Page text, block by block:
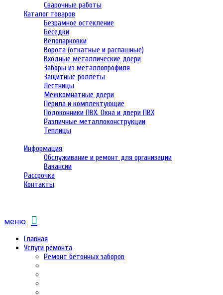
Сварочные работы
Каталог товаров
Безрамное остекление
Беседки
Велопарковки
Ворота (откатные и распашные)
Входные металлические двери
Заборы из металлопрофиля
Защитные роллеты
Лестницы
Межкомнатные двери
Перила и комплектующие
Подоконники ПВХ. Окна и двери ПВХ
Различные металлоконструкции
Теплицы
Информация
Обслуживание и ремонт для организации
Вакансии
Рассрочка
Контакты
меню
Главная
Услуги ремонта
Ремонт бетонных заборов